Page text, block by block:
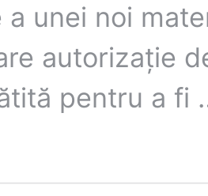
unei noi
autorizație
pentru a